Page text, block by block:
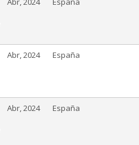
Abr, 2024 España
Abr, 2024 España